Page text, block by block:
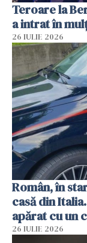
Teroare la
a intrat în
26 IULIE 2026
Român, în
casă din
apărat cu un
26 IULIE 2026